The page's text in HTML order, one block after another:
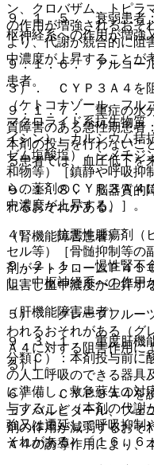
ン、クロバザム、トピラ
の作用が増強されるおそ
より、代謝が競合的に阻
中濃度が上昇することが
３）． ＣＹＰ３Ａ４を
（ケトコナゾール、フル
マクロライド系抗生物質
イシン）、カルシウム拮
ゼム塩酸塩）、シメチジ
和物等）［鎮静や呼吸抑
らの薬剤のＣＹＰ３Ａ４
中濃度が上昇する）］。
４）． 抗悪性腫瘍剤（
セル等）［骨髄抑制等の
剤がチトクロームＰ４５
阻害し血中濃度が上昇す
５）． グレープフルー
われるおそれがある（グ
Ａ４に対する阻害作用に
る）］。
６）． ＣＹＰ３Ａ４を
ェノバルビタール、フェ
剤の作用が減弱するおそ
Ａ４の誘導作用により、
９．１．５． 衰弱患者
枢神経系への作用が増強
９．１．６． アルコー
患者。
９．１．７． 重症の水
質障害のある急性期患者
本剤の投与を行わないこ
る患者では、血圧低下を
９．１．８． 脳器質的
れるおそれがある。
（腎機能障害患者）
９．２．１． 慢性腎不
し、中枢神経系への作用
（肝機能障害患者）
９．３．１． 重度肝機
分類Ｃ）：本剤投与前に
の人工呼吸のできる器具
に準備し、救急蘇生の対
与すること（本剤の代謝
強又は遷延して呼吸抑制
それがある）〔１６．６